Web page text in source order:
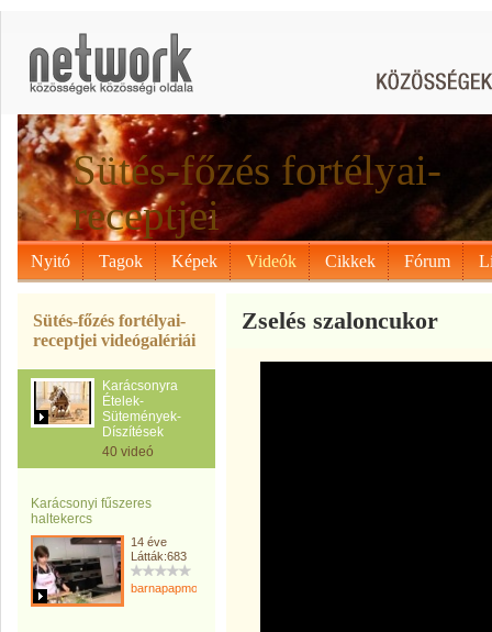
Sütés-főzés fortélyai-
receptjei
Nyitó Tagok Képek Videók Cikkek Fórum
Sütés-főzés fortélyai-
receptjei videógalériái
Karácsonyra
Ételek-
Sütemények-
Díszítések
40 videó
Karácsonyi fűszeres
haltekercs
14 éve
Látták:683
barnapapmonika
Zselés szaloncukor